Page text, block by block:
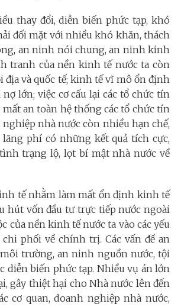
thay đổi, diễn biến phức tạp, khó
đối mặt với nhiều khó khăn, thách
an ninh nói chung, an ninh kinh
tranh của nền kinh tế nước ta còn
và quốc tế; kinh tế vĩ mô ổn định
lớn; việc cơ cấu lại các tổ chức tín
an toàn hệ thống các tổ chức tín
nhà nước còn nhiều hạn chế,
phí có những kết quả tích cực,
trạng lộ, lọt bí mật nhà nước về
tế nhằm làm mất ổn định kinh tế
hút vốn đầu tư trực tiếp nước ngoài
của nền kinh tế nước ta vào các yếu
phối về chính trị. Các vấn đề an
trường, an ninh nguồn nước, tội
diễn biến phức tạp. Nhiều vụ án lớn
gây thiệt hại cho Nhà nước lên đến
cơ quan, doanh nghiệp nhà nước,